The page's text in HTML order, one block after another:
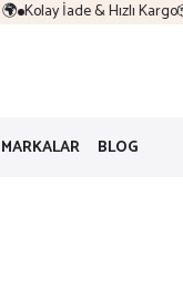
Kolay İade & Hızlı Kargo📦
MARKALAR BLOG